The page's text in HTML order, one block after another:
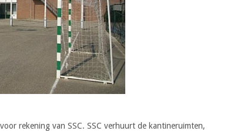
rekening van SSC. SSC verhuurt de kantineruimten,